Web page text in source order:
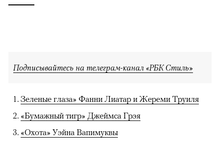
Подписывайтесь на телеграм-канал «РБК Стиль»
Зеленые глаза» Фанни Лиатар и Жереми Труиля
«Бумажный тигр» Джеймса Грэя
«Охота» Уэйна Вапимуквы